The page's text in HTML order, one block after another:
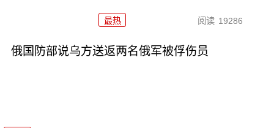
最热 阅读 19286
俄国防部说乌方送返两名俄军被俘伤员